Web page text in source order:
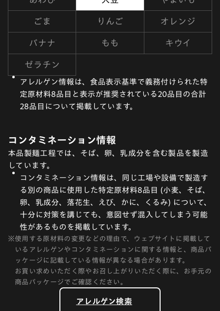
ごま りんご オレンジ
バナナ もも キウイ
ゼラチン
アレルゲン情報は、食品表示基準で義務付けられた特
定原材料8品目と表示が推奨されている20品目の合計
28品目について掲載しています。
コンタミネーション情報
本品製麺工程では、そば、卵、乳成分を含む製品を製造
しています。
コンタミネーション情報は、同じ工場や設備で製造す
る別の商品に使用した特定原材料8品目 (小麦、そば、
卵、乳成分、落花生、えび、かに、くるみ) について、
十分に対策を講じても、意図せず混入してしまう可能
性があるものを掲載しています。
※使用する原材料の変更などの理由で、ウェブサイトに掲載して
いるアレルゲンやコンタミネーションに関する情報と、商品パ
ッケージに記載している情報が異なる場合があります。
お買い求めいただく際やお召し上がりいただく際に、お手元の
商品パッケージでご確認ください。
アレルゲン検索